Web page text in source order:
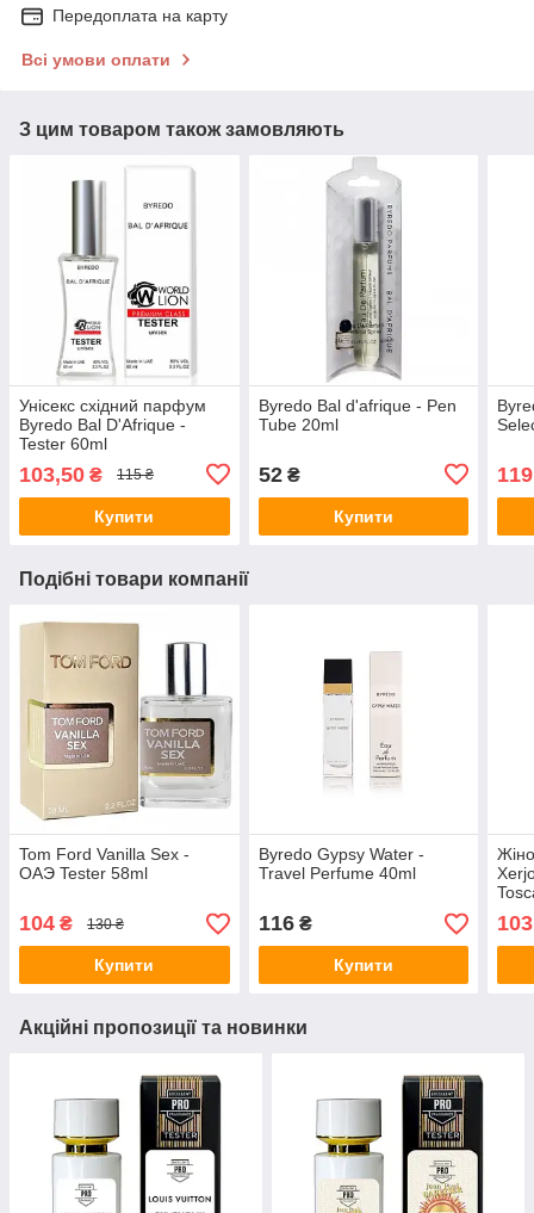
Передоплата на карту
Всі умови оплати
З цим товаром також замовляють
Унісекс східний парфум
Byredo Bal D'Afrique -
Tester 60ml
103,50 ₴ 115 ₴
Купити
Byredo Bal d'afrique - Pen
Tube 20ml
52₴
Купити
Подібні товари компанії
Tom Ford Vanilla Sex -
ОАЭ Tester 58ml
104 ₴ 130 ₴
Купити
Byredo Gypsy Water -
Travel Perfume 40ml
116₴
Купити
Акційні пропозиції та новинки